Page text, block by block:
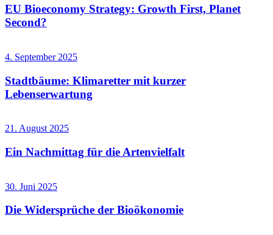
EU Bioeconomy Strategy: Growth First, Planet
Second?
4. September 2025
Stadtbäume: Klimaretter mit kurzer
Lebenserwartung
21. August 2025
Ein Nachmittag für die Artenvielfalt
30. Juni 2025
Die Widersprüche der Bioökonomie